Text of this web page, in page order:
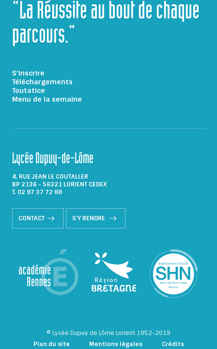
"La Réussite au bout de chaque
parcours."
S'inscrire
Téléchargements
Toutatice
Menu de la semaine
Lycée Dupuy-de-Lôme
4, RUE JEAN LE COUTALLER
BP 2136 - 56321 LORIENT CEDEX
T. 02 97 37 72 88
CONTACT S'Y RENDRE
© Lycée Dupuy de Lôme Lorient 1952-2019
Plan du site
Mentions légales Crédits